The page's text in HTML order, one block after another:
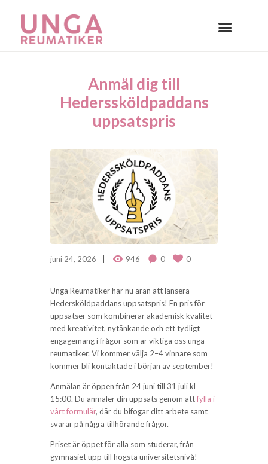
Anmäl dig till
Hederssköldpaddans
uppsatspris
juni 24, 2026 946 0 0
Unga Reumatiker har nu äran att lansera
Hedersköldpaddans uppsatspris! En pris för
uppsatser som kombinerar akademisk kvalitet
med kreativitet, nytänkande och ett tydligt
engagemang i frågor som är viktiga oss unga
reumatiker. Vi kommer välja 2–4 vinnare som
kommer bli kontaktade i början av september!
Anmälan är öppen från 24 juni till 31 juli kl
15:00. Du anmäler din uppsats genom attfylla i
vårt formulär, där du bifogar ditt arbete samt
svarar på några tillhörande frågor.
Priset är öppet för alla som studerar, från
gymnasiet upp till högsta universitetsnivå!